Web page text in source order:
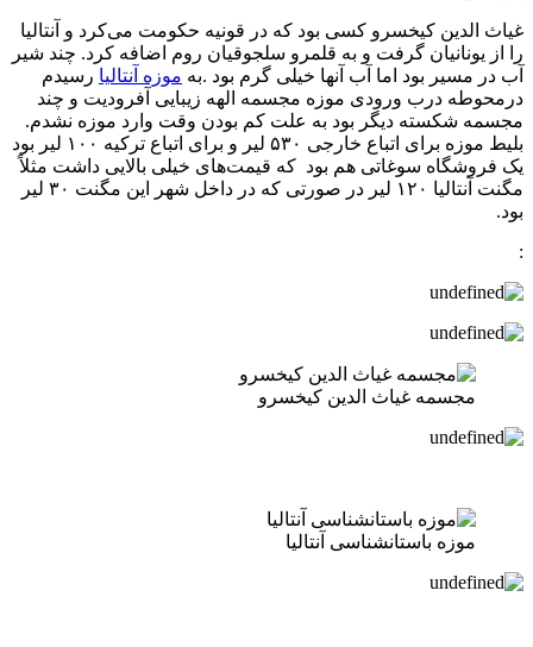
غیاث الدین کیخسرو کسی بود که در قونیه حکومت می‌کرد و آنتالیا
را از یونانیان گرفت و به قلمرو سلجوقیان روم اضافه کرد. چند شیر
آب در مسیر بود اما آب آنها خیلی گرم بود .به موزه آنتالیا رسیدم
درمحوطه درب ورودی موزه مجسمه الهه زیبایی آفرودیت و چند
مجسمه شکسته دیگر بود به علت کم بودن وقت وارد موزه نشدم.
بلیط موزه برای اتباع خارجی ۵۳۰ لیر و برای اتباع ترکیه ۱۰۰ لیر بود
یک فروشگاه سوغاتی هم بود که قیمت‌های خیلی بالایی داشت مثلاً
مگنت آنتالیا ۱۲۰ لیر در صورتی که در داخل شهر این مگنت ۳۰ لیر
بود.
:
مجسمه غیاث الدین کیخسرو
موزه باستانشناسی آنتالیا